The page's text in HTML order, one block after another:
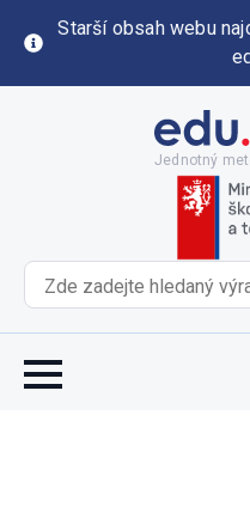
Starší obsah webu
Jednotný